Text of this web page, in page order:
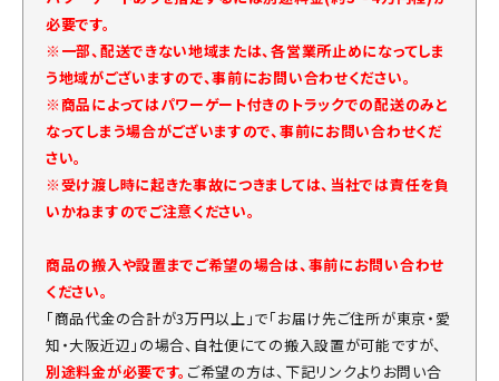
必要です。
※一部、配送できない地域または、各営業所止めになってしま
う地域がございますので、事前にお問い合わせください。
※商品によってはパワーゲート付きのトラックでの配送のみと
なってしまう場合がございますので、事前にお問い合わせくだ
さい。
※受け渡し時に起きた事故につきましては、当社では責任を負
いかねますのでご注意ください。
商品の搬入や設置までご希望の場合は、事前にお問い合わせ
ください。
「商品代金の合計が3万円以上」で「お届け先ご住所が東京・愛
知・大阪近辺」の場合、自社便にての搬入設置が可能ですが、
別途料金が必要です。 ご希望の方は、下記リンクよりお問い合